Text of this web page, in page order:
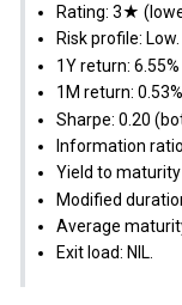
Rating: 3★
Risk profile: Low.
1Y return:
1M return:
Sharpe: 0.20
Information
Yield to
Modified
Average
Exit load: NIL.